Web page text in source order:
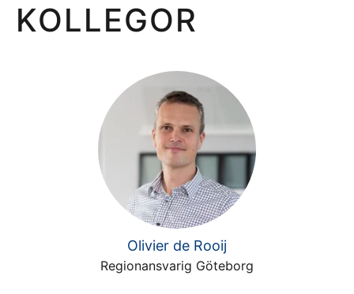
KOLLEGOR
Olivier de Rooij
Regionansvarig Göteborg